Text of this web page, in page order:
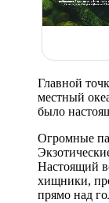
Главной
местный
было
Огромные
Настоящий
хищники,
прямо над